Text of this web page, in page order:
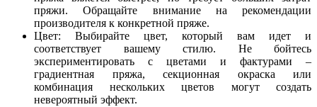
пряжи. Обращайте внимание на рекомендации
производителя к конкретной пряже.
Цвет: Выбирайте цвет, который вам идет и
соответствует вашему стилю. Не бойтесь
экспериментировать с цветами и фактурами –
градиентная пряжа, секционная окраска или
комбинация нескольких цветов могут создать
невероятный эффект.